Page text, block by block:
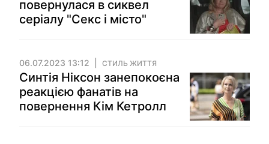
повернулася в сиквел
серіалу "Секс і місто"
06.07.2023 13:12 СТИЛЬ ЖИТТЯ
Синтія Ніксон занепокоєна
реакцією фанатів на
повернення Кім Кетролл